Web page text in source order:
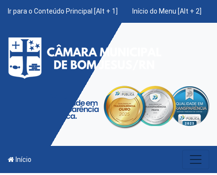
Ir para o Conteúdo Principal [Alt + 1] Início do Menu [Alt + 2]
Início